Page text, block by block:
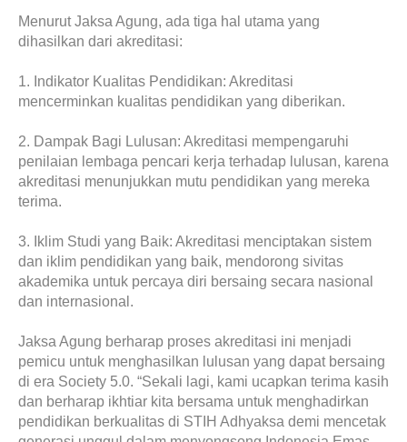
Menurut Jaksa Agung, ada tiga hal utama yang
dihasilkan dari akreditasi:
1. Indikator Kualitas Pendidikan: Akreditasi
mencerminkan kualitas pendidikan yang diberikan.
2. Dampak Bagi Lulusan: Akreditasi mempengaruhi
penilaian lembaga pencari kerja terhadap lulusan, karena
akreditasi menunjukkan mutu pendidikan yang mereka
terima.
3. Iklim Studi yang Baik: Akreditasi menciptakan sistem
dan iklim pendidikan yang baik, mendorong sivitas
akademika untuk percaya diri bersaing secara nasional
dan internasional.
Jaksa Agung berharap proses akreditasi ini menjadi
pemicu untuk menghasilkan lulusan yang dapat bersaing
di era Society 5.0. “Sekali lagi, kami ucapkan terima kasih
dan berharap ikhtiar kita bersama untuk menghadirkan
pendidikan berkualitas di STIH Adhyaksa demi mencetak